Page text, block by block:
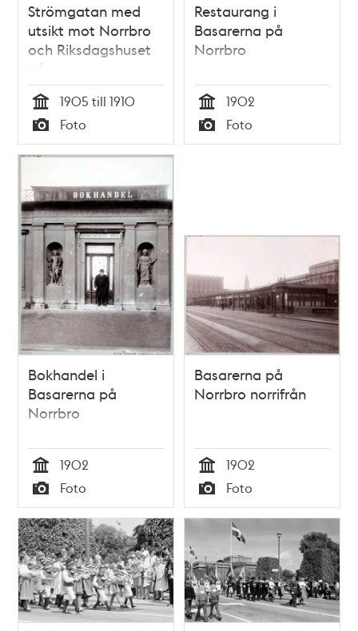
Strömgatan med
utsikt mot Norrbro
och Riksdagshuset
på
Helgeandsholmen
Tid
1905 till 1910
Typ
Foto
Restaurang i
Basarerna på
Norrbro
Tid
1902
Typ
Foto
Bokhandel i
Basarerna på
Norrbro
Tid
1902
Typ
Foto
Basarerna på
Norrbro norrifrån
Tid
1902
Typ
Foto